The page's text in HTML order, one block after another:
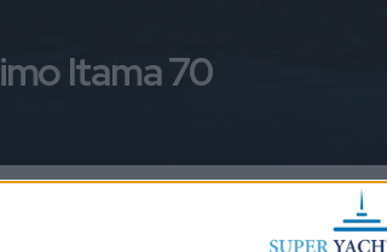
Itama 70